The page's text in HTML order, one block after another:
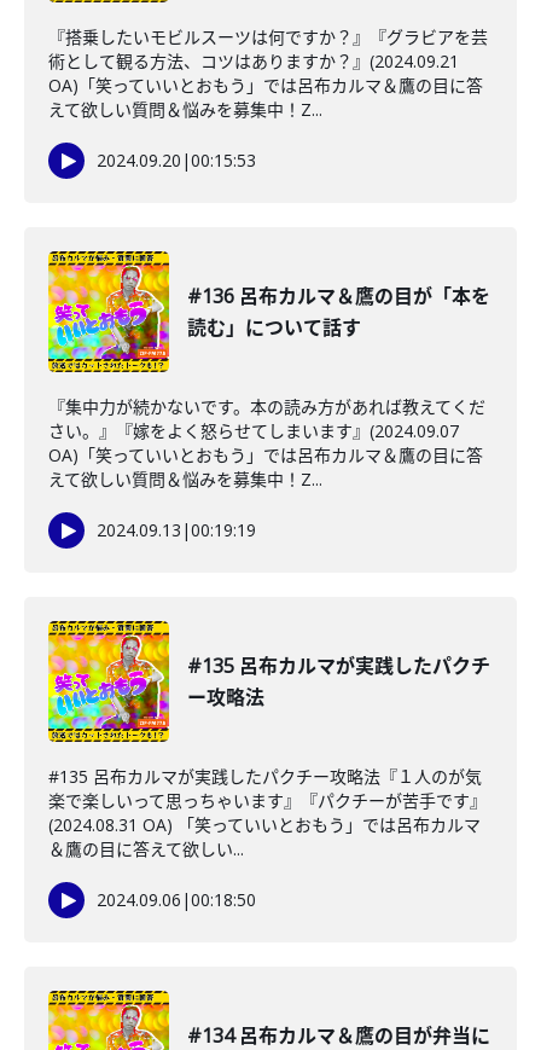
『搭乗したいモビルスーツは何ですか？』『グラビアを芸
術として観る方法、コツはありますか？』(2024.09.21
OA)「笑っていいとおもう」では呂布カルマ＆鷹の目に答
えて欲しい質問＆悩みを募集中！Z...
2024.09.20 |00:15:53
#136 呂布カルマ＆鷹の目が「本を
読む」について話す
『集中力が続かないです。本の読み方があれば教えてくだ
さい。』『嫁をよく怒らせてしまいます』(2024.09.07
OA)「笑っていいとおもう」では呂布カルマ＆鷹の目に答
えて欲しい質問＆悩みを募集中！Z...
2024.09.13 |00:19:19
#135 呂布カルマが実践したパクチ
ー攻略法
#135 呂布カルマが実践したパクチー攻略法『１人のが気
楽で楽しいって思っちゃいます』『パクチーが苦手です』
(2024.08.31 OA) 「笑っていいとおもう」では呂布カルマ
＆鷹の目に答えて欲しい...
2024.09.06 |00:18:50
#134 呂布カルマ＆鷹の目が弁当に